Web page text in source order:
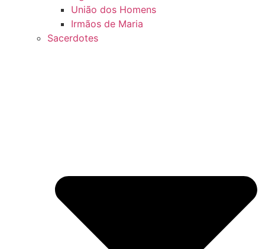
União dos Homens
Irmãos de Maria
Sacerdotes